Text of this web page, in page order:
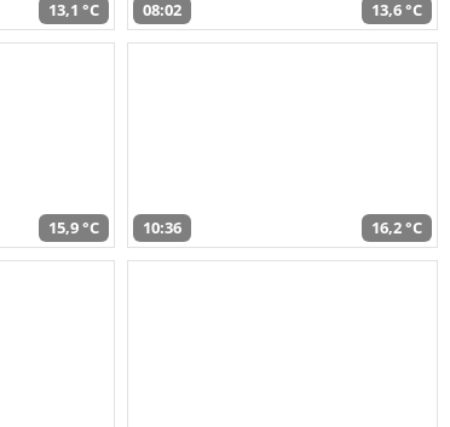
13,1 °C 08:02 13,6 °C
15,9 °C 10:36 16,2 °C